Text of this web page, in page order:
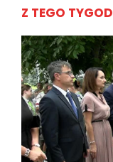
Z TEGO